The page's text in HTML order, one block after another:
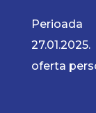
oferta